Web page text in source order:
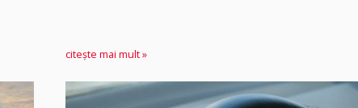
citește mai mult »